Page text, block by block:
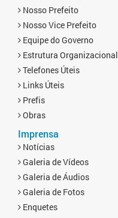
Nosso Prefeito
Nosso Vice Prefeito
Equipe do Governo
Estrutura Organizacional
Telefones Úteis
Links Úteis
Prefis
Obras
Imprensa
Notícias
Galeria de Vídeos
Galeria de Áudios
Galeria de Fotos
Enquetes